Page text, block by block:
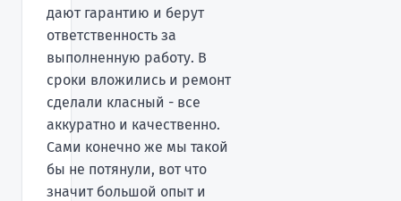
дают гарантию и берут
ответственность за
выполненную работу. В
сроки вложились и ремонт
сделали класный - все
аккуратно и качественно.
Сами конечно же мы такой
бы не потянули, вот что
значит большой опыт и